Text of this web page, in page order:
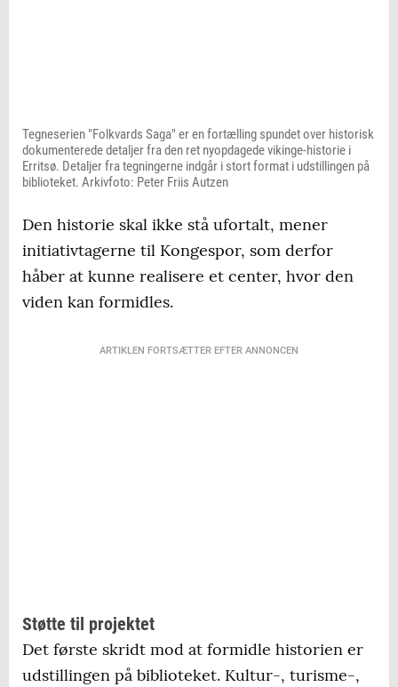
Tegneserien "Folkvards Saga" er en fortælling spundet over historisk
dokumenterede detaljer fra den ret nyopdagede vikinge-historie i
Erritsø. Detaljer fra tegningerne indgår i stort format i udstillingen på
biblioteket. Arkivfoto: Peter Friis Autzen
Den historie skal ikke stå ufortalt, mener
initiativtagerne til Kongespor, som derfor
håber at kunne realisere et center, hvor den
viden kan formidles.
ARTIKLEN FORTSÆTTER EFTER ANNONCEN
Støtte til projektet
Det første skridt mod at formidle historien er
udstillingen på biblioteket. Kultur-, turisme-,